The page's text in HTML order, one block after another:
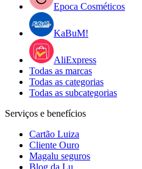
Epoca Cosméticos
KaBuM!
AliExpress
Todas as marcas
Todas as categorias
Todas as subcategorias
Serviços e benefícios
Cartão Luiza
Cliente Ouro
Magalu seguros
Blog da Lu